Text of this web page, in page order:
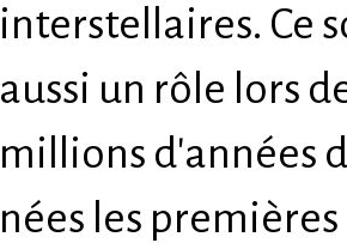
interstellaires. Ce
aussi un rôle lors
millions d'années
nées les